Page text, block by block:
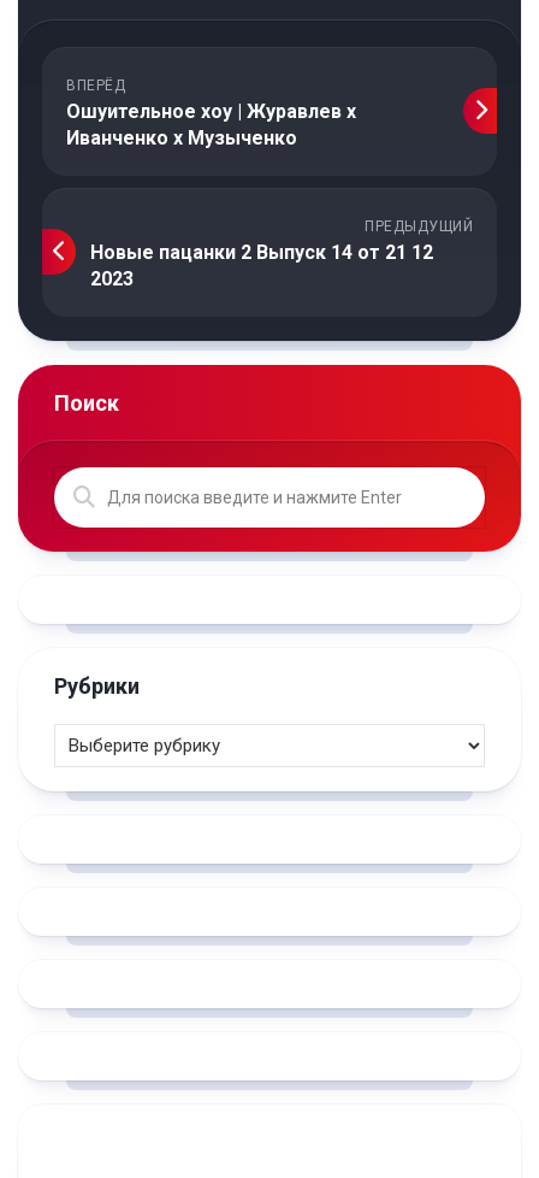
ВПЕРЁД
Ошуительное хоу | Журавлев х
Иванченко х Музыченко
ПРЕДЫДУЩИЙ
Новые пацанки 2 Выпуск 14 от 21 12
2023
Поиск
Рубрики